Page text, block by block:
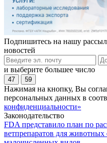
Подпишитесь на нашу
новостей
и выберите большее число
47 59
Нажимая на кнопку, Вы
персональных данных в
конфиденциальности»
Законодательство
FDA представило план по
ветпрепаратов для